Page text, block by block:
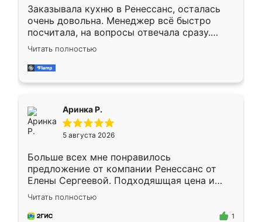
Заказывала кухню в Ренессанс, осталась
очень довольна. Менеджер всё быстро
посчитала, на вопросы отвечала сразу.
Замерщик приехал в субботу, подошёл к
делу со всей ответственностью. Собрали
за день, ребята работали аккуратно, даже
Читать полностью
Аринка Р.
5 августа 2026
Больше всех мне понравилось
предложение от компании Ренессанс от
Елены Сергеевой. Подходяшщая цена и
короткие сроки изготовления. Приехавший
для замера сотрудник Владислав
предложил по моему эскизу самый
Читать полностью
1